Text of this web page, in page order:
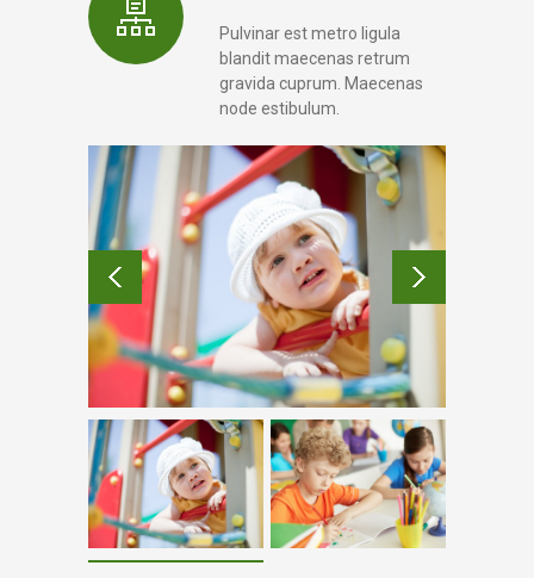
Pulvinar est metro ligula
blandit maecenas retrum
gravida cuprum. Maecenas
node estibulum.